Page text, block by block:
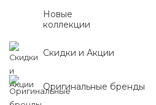
Новые
коллекции
Скидки и Акции
Оригинальные бренды